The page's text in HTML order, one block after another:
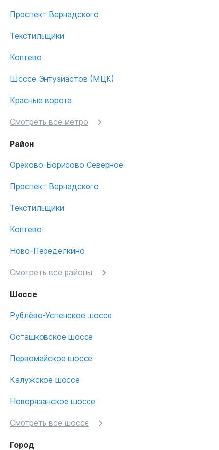
Проспект Вернадского
Текстильщики
Коптево
Шоссе Энтузиастов (МЦК)
Красные ворота
Смотреть все метро
Район
Орехово-Борисово Северное
Проспект Вернадского
Текстильщики
Коптево
Ново-Переделкино
Смотреть все районы
Шоссе
Рублёво-Успенское шоссе
Осташковское шоссе
Первомайское шоссе
Калужское шоссе
Новорязанское шоссе
Смотреть все шоссе
Город